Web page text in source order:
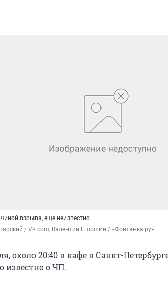
взрыва, еще неизвестно
/ Vk.com, Валентин Егоршин / «Фонтанка.ру»
около 20:40 в кафе в Санкт-
известно о ЧП.